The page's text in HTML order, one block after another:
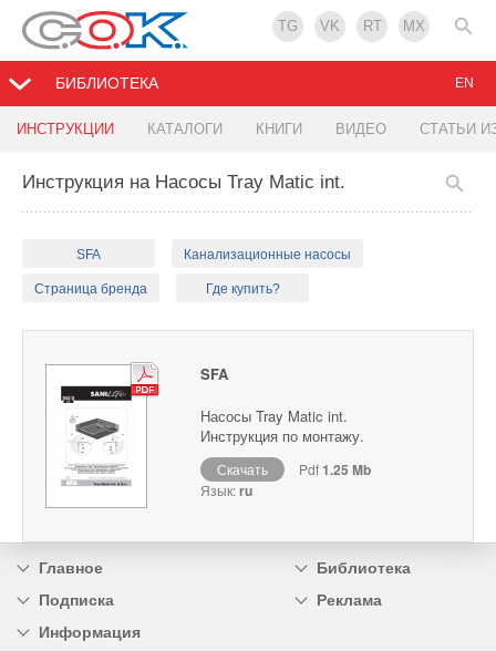
TG VK RT MX
БИБЛИОТЕКА
ИНСТРУКЦИИ КАТАЛОГИ КНИГИ ВИДЕО СТАТЬИ
EN
Инструкция на Насосы Tray Matic int.
SFA Канализационные насосы
Страница бренда Где купить?
SFA
Насосы Tray Matic int.
Инструкция по монтажу.
Скачать Pdf1.25 Mb
Язык:ru
Главное
Библиотека
Подписка
Реклама
Информация